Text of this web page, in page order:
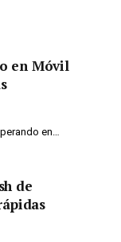
en Móvil
en…
de